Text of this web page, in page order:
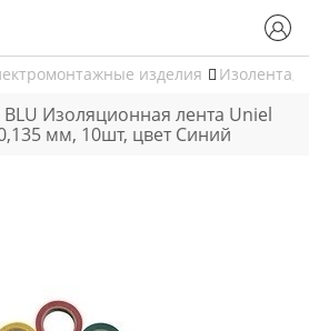
изделия Изолента,
BLU Изоляционная лента Uniel
мм, 10шт, цвет Синий